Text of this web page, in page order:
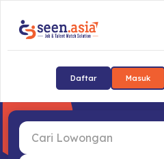
Daftar Masuk